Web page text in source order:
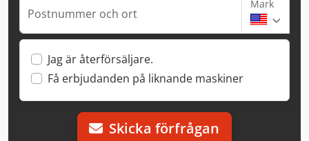
Postnummer och ort
Mark
Jag är återförsäljare.
Få erbjudanden på liknande maskiner
Skicka förfrågan